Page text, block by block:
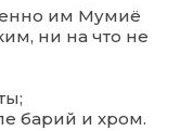
им Мумиё
ни на что не
барий и хром.